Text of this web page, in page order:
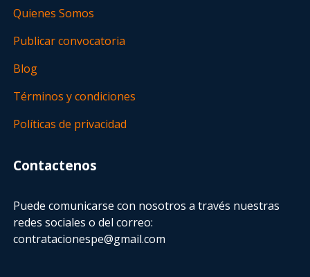
Quienes Somos
Publicar convocatoria
Blog
Términos y condiciones
Políticas de privacidad
Contactenos
Puede comunicarse con nosotros a través nuestras
redes sociales o del correo:
contratacionespe@gmail.com